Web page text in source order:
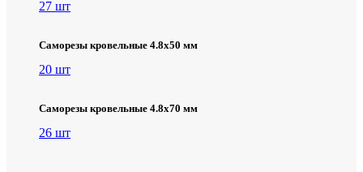
27 шт
Саморезы кровельные 4.8х50 мм
20 шт
Саморезы кровельные 4.8х70 мм
26 шт